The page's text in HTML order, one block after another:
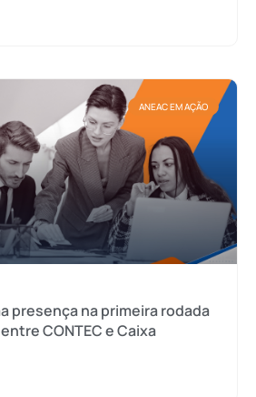
ANEAC EM AÇÃO
presença na primeira rodada
CONTEC e Caixa